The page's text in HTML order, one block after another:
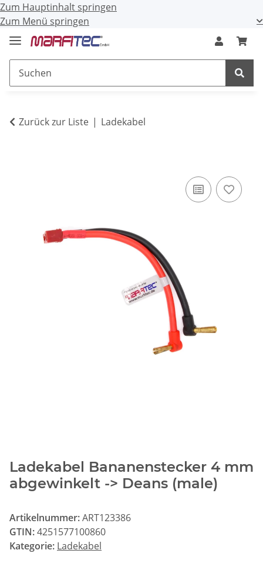
Zum Hauptinhalt springen
Zum Menü springen
Zurück zur Liste Ladekabel
Ladekabel Bananenstecker 4 mm
abgewinkelt -> Deans (male)
Artikelnummer:ART123386
GTIN:4251577100860
Kategorie: Ladekabel